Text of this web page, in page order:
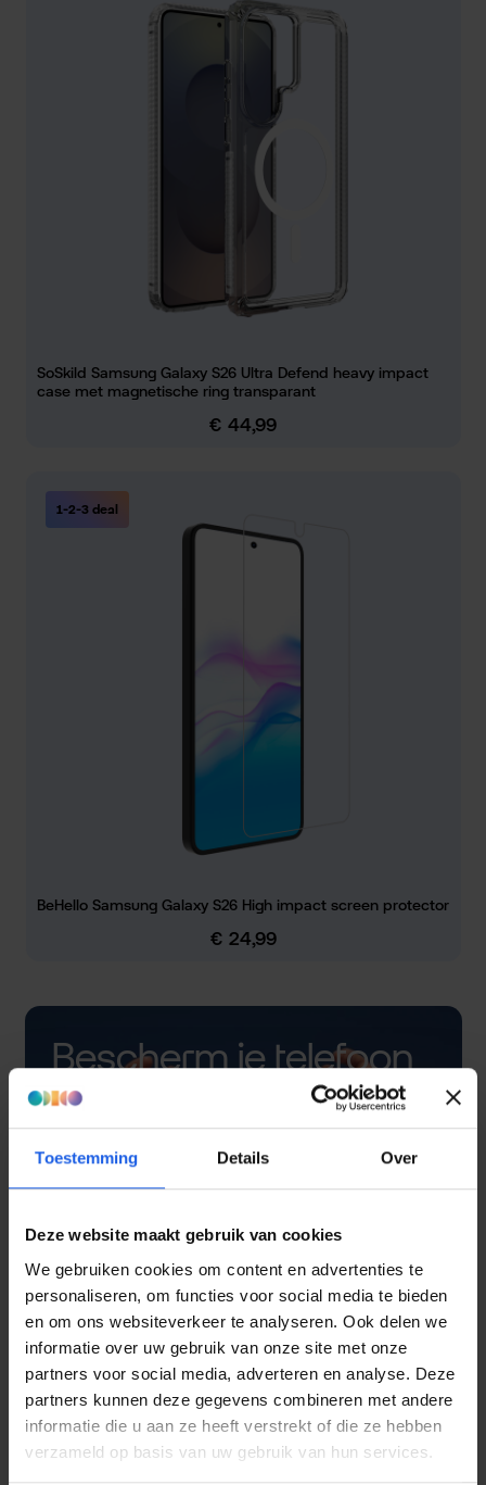
Toestemming Details Over
Deze website maakt gebruik van cookies
We gebruiken cookies om content en advertenties te
personaliseren, om functies voor social media te bieden
en om ons websiteverkeer te analyseren. Ook delen we
informatie over uw gebruik van onze site met onze
partners voor social media, adverteren en analyse. Deze
partners kunnen deze gegevens combineren met andere
informatie die u aan ze heeft verstrekt of die ze hebben
verzameld op basis van uw gebruik van hun services.
SoSkild Samsung Galaxy S26 Ultra Defend heavy impact
case met magnetische ring transparant
Normale prijs:
€ 44,99
1-2-3 deal
BeHello Samsung Galaxy S26 High impact screen protector
Normale prijs:
€ 24,99
Bescherm je telefoon
met een hoesje